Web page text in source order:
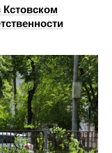
Кстовском